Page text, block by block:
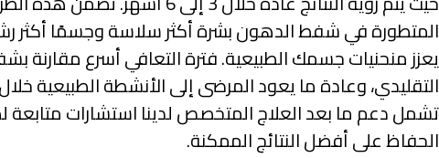
المتطورة في شفط الدهون بشرة أكثر سلاسة وجسمًا أكثر
يعزز منحنيات جسمك الطبيعية. فترة التعافي أسرع مقارنة
التقليدي، وعادة ما يعود المرضى إلى الأنشطة الطبيعية
تشمل دعم ما بعد العلاج المتخصص لدينا استشارات متابعة
الحفاظ على أفضل النتائج الممكنة.